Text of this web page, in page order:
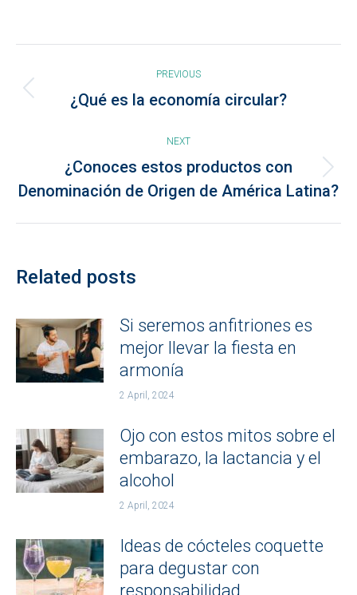
navigation
PREVIOUS
Previous
¿Qué es la economía circular?
NEXT
Next
post:
¿Conoces estos productos con
Denominación de Origen de América Latina?
Related posts
Si seremos anfitriones es
mejor llevar la fiesta en
armonía
2 April, 2024
Ojo con estos mitos sobre el
embarazo, la lactancia y el
alcohol
2 April, 2024
Ideas de cócteles coquette
para degustar con
responsabilidad